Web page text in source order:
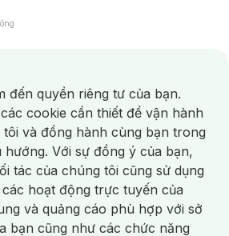
Massage/Mặt Nạ Xông Hơi /Nước Rửa Tay/
Chải Đánh Răng /Bàn Chải Điện/
/Máy Tăm Nước/ Nước Súc Miệng/
/ Dung Dịch Vệ Sinh/Dưỡng Vùng Kín/
Vệ Sinh/Tampon/Bọt Cạo Râu /Dao Cạo Râu/
Khô / Mất Nước/ Da Lão Hóa/ Da Mụn/
Màu Thâm / Nám / Tàn Nhang
/Viêm Da Cơ Địa
Khô Dụng Cụ / Máy Rửa Mặt Máy Chăm Sóc Da
đến quyền riêng tư của bạn.
cookie cần thiết để vận hành
tôi và đồng hành cùng bạn trong
Với sự đồng ý của bạn,
tác của chúng tôi cũng sử dụng
hoạt động trực tuyến của
và quảng cáo phù hợp với sở
bạn cũng như các chức năng